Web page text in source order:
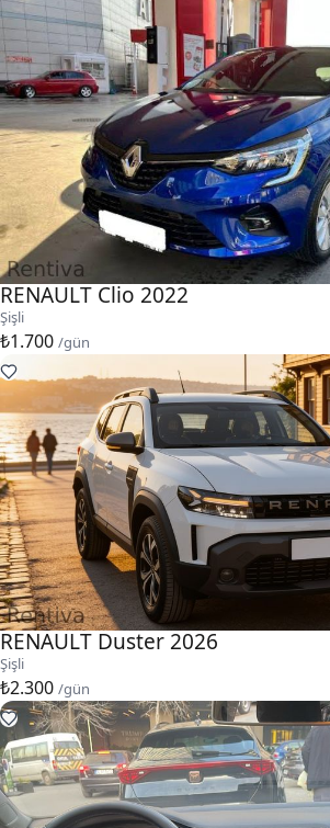
RENAULT Clio 2022
Şişli
₺1.700 /gün
RENAULT Duster 2026
Şişli
₺2.300 /gün